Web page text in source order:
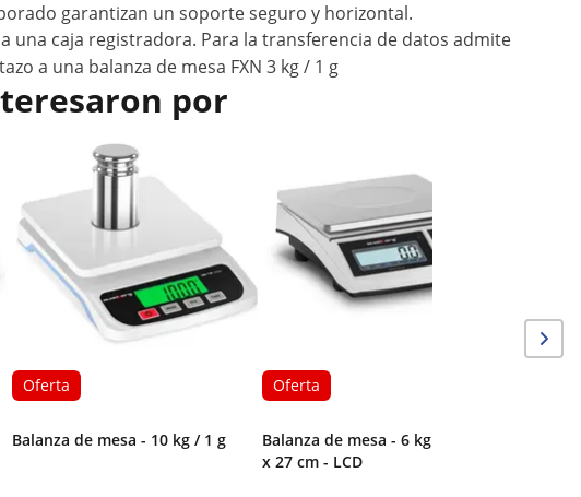
garantizan un soporte seguro y horizontal.
una caja registradora. Para la transferencia de datos admite
a una balanza de mesa FXN 3 kg / 1 g
por
Oferta
Balanza de mesa - 10 kg / 1 g
Oferta
Balanza de mesa - 6 kg / 0,2 g - 21
x 27 cm - LCD